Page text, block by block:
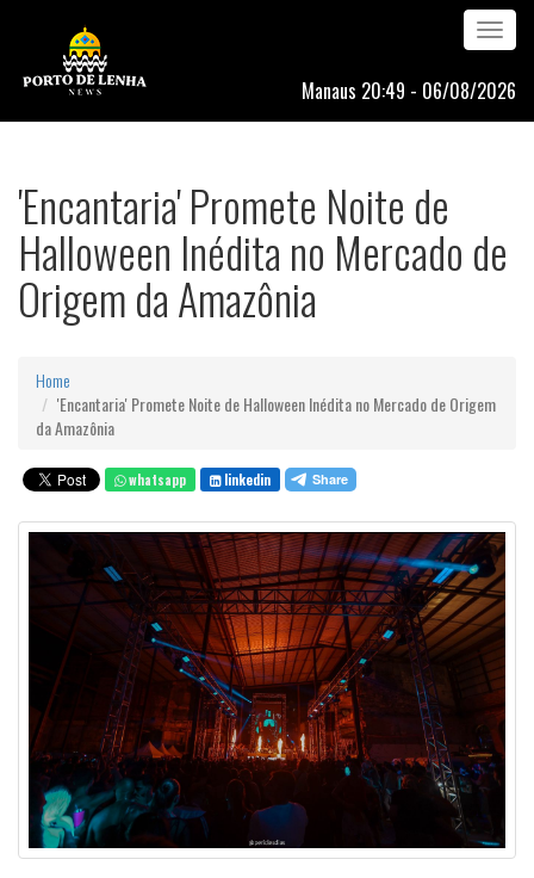
Toggle
navigation
Manaus 20:49 - 06/08/2026
'Encantaria' Promete Noite de
Halloween Inédita no Mercado de
Origem da Amazônia
Home
'Encantaria' Promete Noite de Halloween Inédita no Mercado de Origem
da Amazônia
whatsapp linkedin